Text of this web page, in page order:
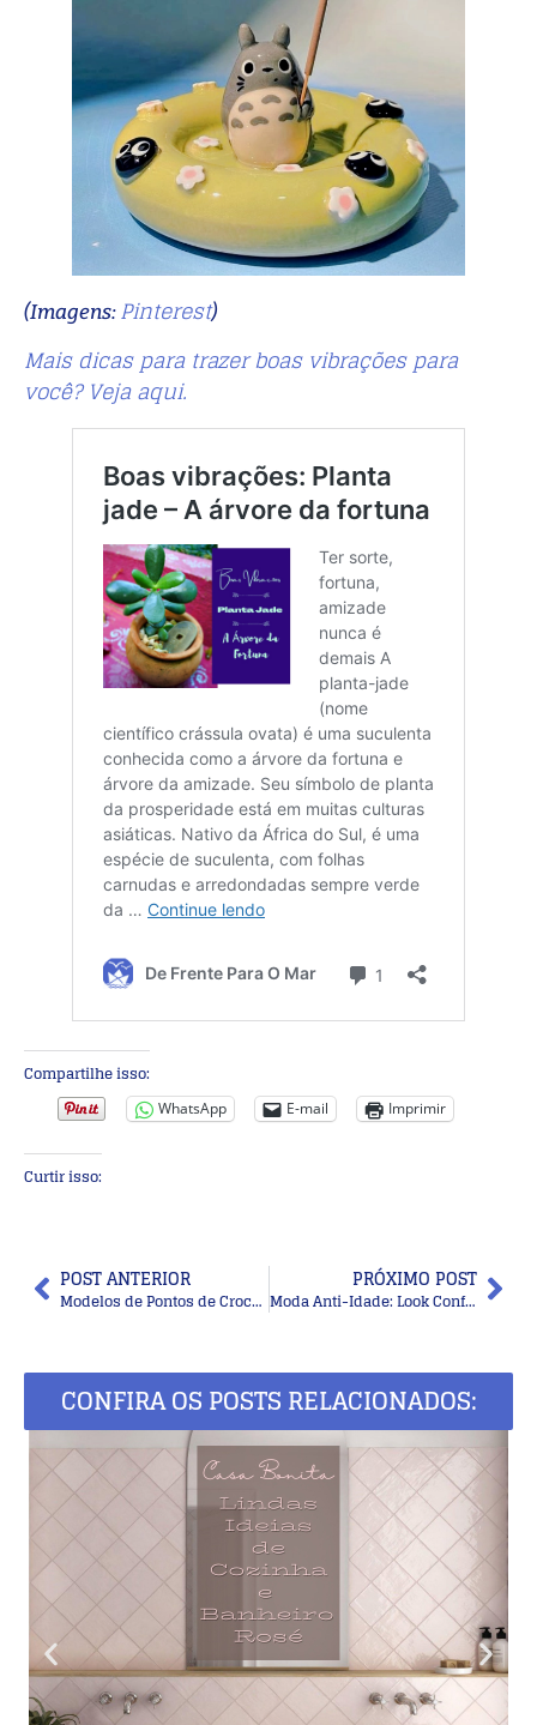
(Imagens:Pinterest)
Mais dicas para trazer boas vibrações para
você? Veja aqui.
Compartilhe isso:
WhatsApp E-mail Imprimir
Curtir isso:
POST ANTERIOR
Modelos de Pontos de Crochê para Cachecol e Gola +Gráficos para Imprimir
PRÓXIMO POST
Moda Anti-Idade: Look Confortável e Moderno Usando Tênis
CONFIRA OS POSTS RELACIONADOS: